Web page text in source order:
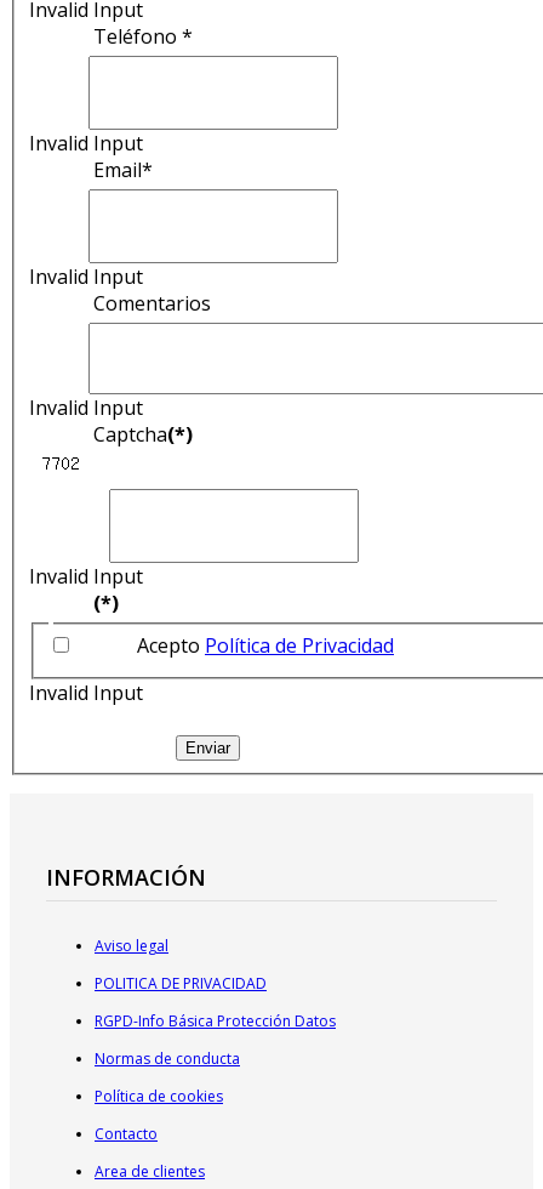
Invalid Input
Teléfono *
Invalid Input
Email*
Invalid Input
Comentarios
Invalid Input
Captcha(*)
Invalid Input
(*)
Acepto Política de Privacidad
Invalid Input
Enviar
INFORMACIÓN
Aviso legal
POLITICA DE PRIVACIDAD
RGPD-Info Básica Protección Datos
Normas de conducta
Política de cookies
Contacto
Area de clientes